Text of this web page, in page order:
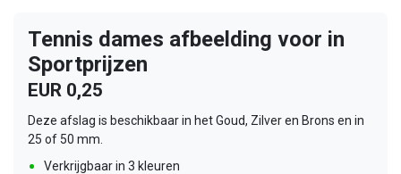
Tennis dames afbeelding voor in
Sportprijzen
EUR 0,25
Deze afslag is beschikbaar in het Goud, Zilver en Brons en in
25 of 50 mm.
Verkrijgbaar in 3 kleuren